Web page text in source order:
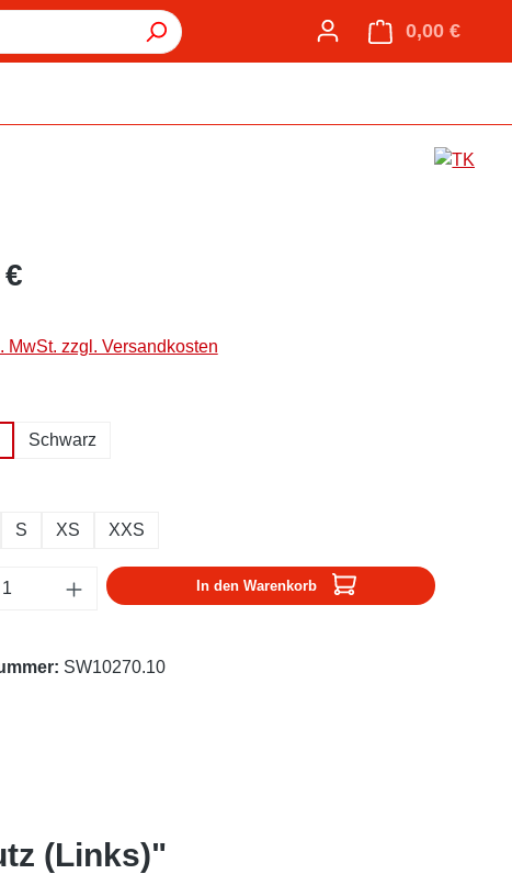
0,00 €
MwSt. zzgl. Versandkosten
Schwarz
S XS XXS
Anzahl: Gib den gewünschten Wert ein
In den Warenkorb
SW10270.10
(Links)"